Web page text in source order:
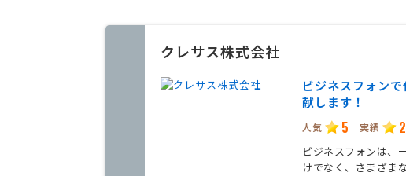
クレサス株式会社
ビジネスフォン
献します！
人気 5 実績 2
ビジネスフォンは、
けでなく、さまざま